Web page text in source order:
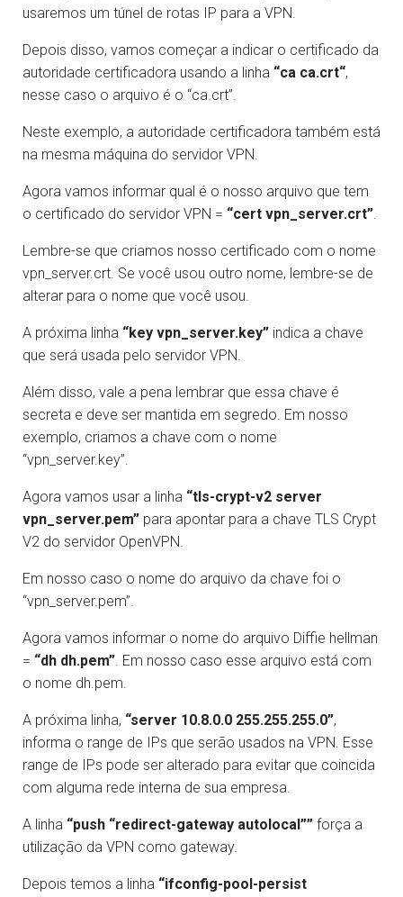
usaremos um túnel de rotas IP para a VPN.
Depois disso, vamos começar a indicar o certificado da
autoridade certificadora usando a linha “ca ca.crt“,
nesse caso o arquivo é o “ca.crt”.
Neste exemplo, a autoridade certificadora também está
na mesma máquina do servidor VPN.
Agora vamos informar qual é o nosso arquivo que tem
o certificado do servidor VPN = “cert vpn_server.crt”.
Lembre-se que criamos nosso certificado com o nome
vpn_server.crt. Se você usou outro nome, lembre-se de
alterar para o nome que você usou.
A próxima linha “key vpn_server.key” indica a chave
que será usada pelo servidor VPN.
Além disso, vale a pena lembrar que essa chave é
secreta e deve ser mantida em segredo. Em nosso
exemplo, criamos a chave com o nome
“vpn_server.key”.
Agora vamos usar a linha “tls-crypt-v2 server
vpn_server.pem” para apontar para a chave TLS Crypt
V2 do servidor OpenVPN.
Em nosso caso o nome do arquivo da chave foi o
“vpn_server.pem”.
Agora vamos informar o nome do arquivo Diffie hellman
= “dh dh.pem”. Em nosso caso esse arquivo está com
o nome dh.pem.
A próxima linha, “server 10.8.0.0 255.255.255.0”,
informa o range de IPs que serão usados na VPN. Esse
range de IPs pode ser alterado para evitar que coincida
com alguma rede interna de sua empresa.
A linha “push “redirect-gateway autolocal”” força a
utilização da VPN como gateway.
Depois temos a linha “ifconfig-pool-persist